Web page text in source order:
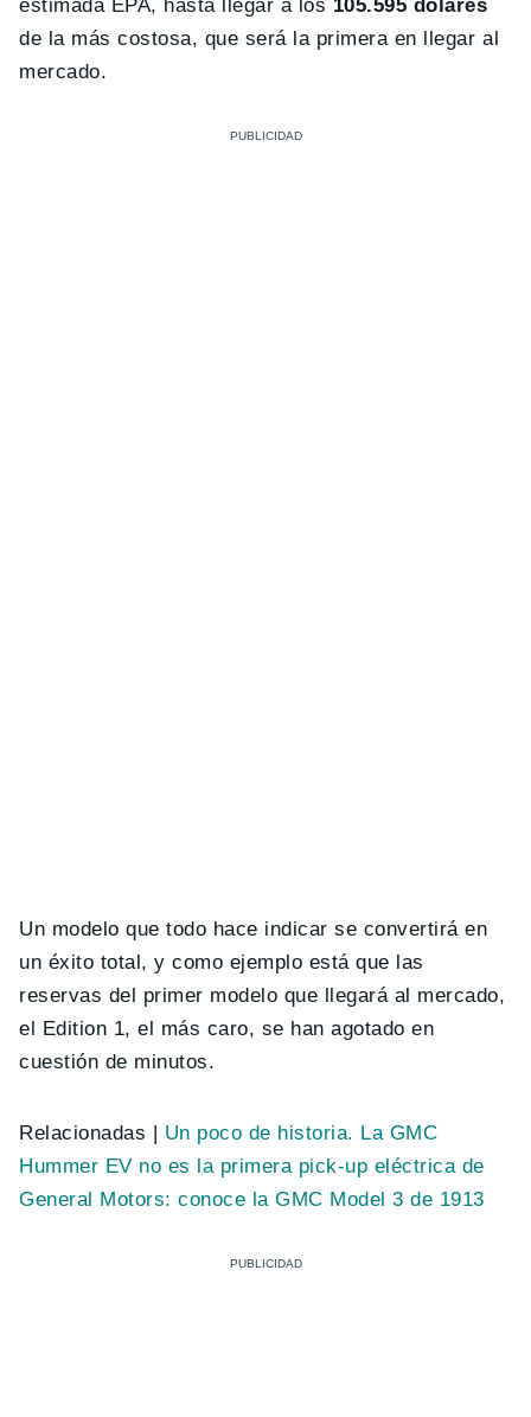
estimada EPA, hasta llegar a los 105.595 dólares
de la más costosa, que será la primera en llegar al
mercado.
Un modelo que todo hace indicar se convertirá en
un éxito total, y como ejemplo está que las
reservas del primer modelo que llegará al mercado,
el Edition 1, el más caro, se han agotado en
cuestión de minutos.
Relacionadas | Un poco de historia. La GMC
Hummer EV no es la primera pick-up eléctrica de
General Motors: conoce la GMC Model 3 de 1913